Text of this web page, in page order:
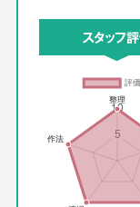
スタッフ